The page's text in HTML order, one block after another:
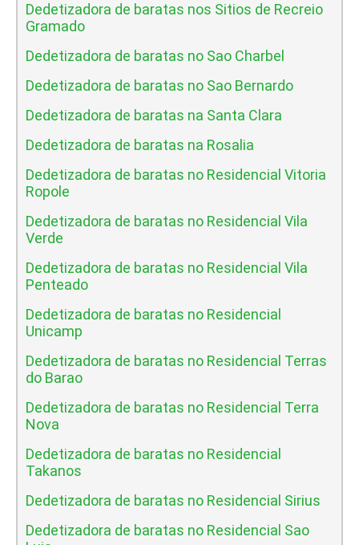
Dedetizadora de baratas nos Sitios de Recreio
Gramado
Dedetizadora de baratas no Sao Charbel
Dedetizadora de baratas no Sao Bernardo
Dedetizadora de baratas na Santa Clara
Dedetizadora de baratas na Rosalia
Dedetizadora de baratas no Residencial Vitoria
Ropole
Dedetizadora de baratas no Residencial Vila
Verde
Dedetizadora de baratas no Residencial Vila
Penteado
Dedetizadora de baratas no Residencial
Unicamp
Dedetizadora de baratas no Residencial Terras
do Barao
Dedetizadora de baratas no Residencial Terra
Nova
Dedetizadora de baratas no Residencial
Takanos
Dedetizadora de baratas no Residencial Sirius
Dedetizadora de baratas no Residencial Sao